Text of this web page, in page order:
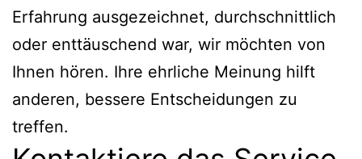
Erfahrung ausgezeichnet, durchschnittlich
oder enttäuschend war, wir möchten von
Ihnen hören. Ihre ehrliche Meinung hilft
anderen, bessere Entscheidungen zu
treffen.